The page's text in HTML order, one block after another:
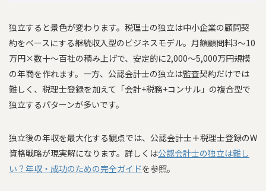
独立すると景色が変わります。税理士の独立は中小企業の顧問契
約をベースにする継続収入型のビジネスモデル。月額顧問料3〜10
万円×数十〜百社の積み上げで、安定的に2,000〜5,000万円規模
の年商を作れます。一方、公認会計士の独立は監査契約だけでは
難しく、税理士登録を加えて「会計+税務+コンサル」の複合型で
独立するパターンが多いです。
独立後の年収を最大化する観点では、公認会計士＋税理士登録のW
資格戦略が現実解になります。詳しくは公認会計士の独立は難し
い？年収・成功のための完全ガイドを参照。